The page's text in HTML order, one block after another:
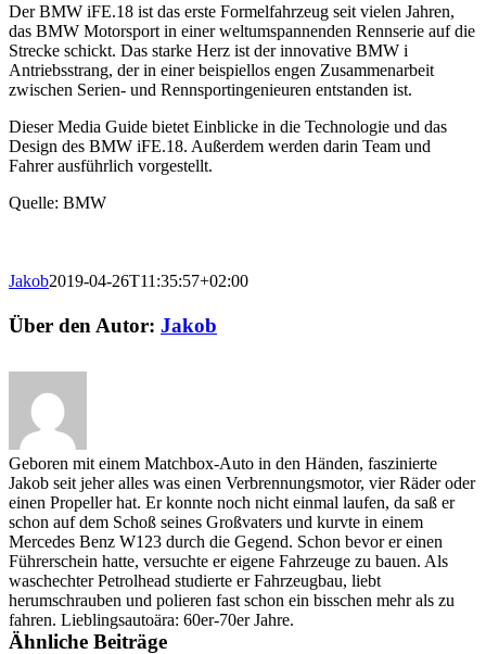
Der BMW iFE.18 ist das erste Formelfahrzeug seit vielen Jahren,
das BMW Motorsport in einer weltumspannenden Rennserie auf die
Strecke schickt. Das starke Herz ist der innovative BMW i
Antriebsstrang, der in einer beispiellos engen Zusammenarbeit
zwischen Serien- und Rennsportingenieuren entstanden ist.
Dieser Media Guide bietet Einblicke in die Technologie und das
Design des BMW iFE.18. Außerdem werden darin Team und
Fahrer ausführlich vorgestellt.
Quelle: BMW
Jakob2019-04-26T11:35:57+02:00
Facebook
E-
Über den Autor: Jakob
Geboren mit einem Matchbox-Auto in den Händen, faszinierte
Jakob seit jeher alles was einen Verbrennungsmotor, vier Räder oder
einen Propeller hat. Er konnte noch nicht einmal laufen, da saß er
schon auf dem Schoß seines Großvaters und kurvte in einem
Mercedes Benz W123 durch die Gegend. Schon bevor er einen
Führerschein hatte, versuchte er eigene Fahrzeuge zu bauen. Als
waschechter Petrolhead studierte er Fahrzeugbau, liebt
herumschrauben und polieren fast schon ein bisschen mehr als zu
fahren. Lieblingsautoära: 60er-70er Jahre.
Ähnliche Beiträge